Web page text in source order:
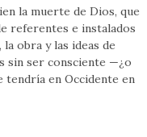
la muerte de Dios, que
referentes e instalados
la obra y las ideas de
sin ser consciente —¿o
tendría en Occidente en